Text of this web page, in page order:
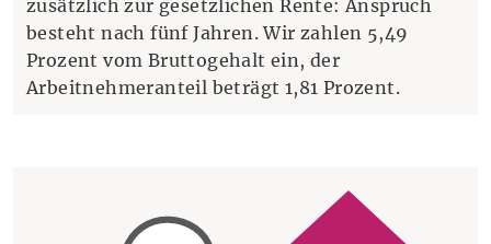
zusätzlich zur gesetzlichen Rente: Anspruch
besteht nach fünf Jahren. Wir zahlen 5,49
Prozent vom Bruttogehalt ein, der
Arbeitnehmeranteil beträgt 1,81 Prozent.